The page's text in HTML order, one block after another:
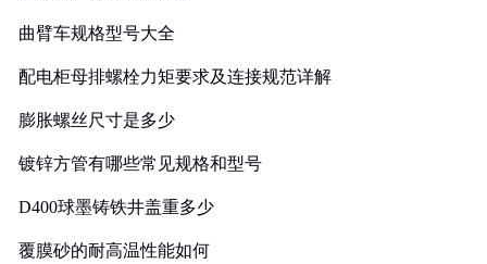
曲臂车规格型号大全
配电柜母排螺栓力矩要求及连接规范详解
膨胀螺丝尺寸是多少
镀锌方管有哪些常见规格和型号
D400球墨铸铁井盖重多少
覆膜砂的耐高温性能如何